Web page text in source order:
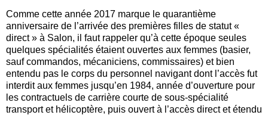
Comme cette année 2017 marque le quarantième
anniversaire de l’arrivée des premières filles de statut «
direct » à Salon, il faut rappeler qu’à cette époque seules
quelques spécialités étaient ouvertes aux femmes (basier,
sauf commandos, mécaniciens, commissaires) et bien
entendu pas le corps du personnel navigant dont l’accès fut
interdit aux femmes jusqu’en 1984, année d’ouverture pour
les contractuels de carrière courte de sous-spécialité
transport et hélicoptère, puis ouvert à l’accès direct et étendu